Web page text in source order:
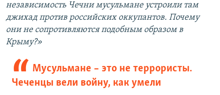
независимость Чечни мусульмане устроили там
джихад против российских оккупантов. Почему
они не сопротивляются подобным образом в
Крыму?»
Мусульмане – это не террористы.
Чеченцы вели войну, как умели